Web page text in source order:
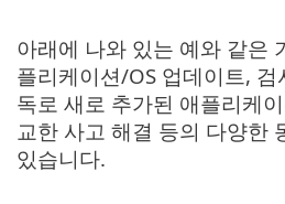
아래에 나와 있는 예와 같은
플리케이션/OS 업데이트,
독로 새로 추가된 애플리케
교한 사고 해결 등의 다양한
있습니다.